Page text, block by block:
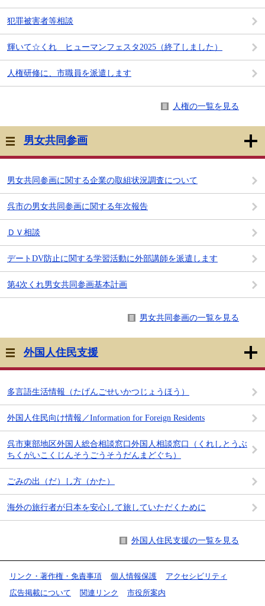
犯罪被害者等相談
輝いて☆くれ ヒューマンフェスタ2025（終了しました）
人権研修に、市職員を派遣します
人権の一覧を見る
男女共同参画
男女共同参画に関する企業の取組状況調査について
呉市の男女共同参画に関する年次報告
ＤＶ相談
デートDV防止に関する学習活動に外部講師を派遣します
第4次くれ男女共同参画基本計画
男女共同参画の一覧を見る
外国人住民支援
多言語生活情報（たげんごせいかつじょうほう）
外国人住民向け情報／Information for Foreign Residents
呉市東部地区外国人総合相談窓口外国人相談窓口（くれしとうぶ
ちくがいこくじんそうごうそうだんまどぐち）
ごみの出（だ）し方（かた）
海外の旅行者が日本を安心して旅していただくために
外国人住民支援の一覧を見る
リンク・著作権・免責事項 個人情報保護
アクセシビリティ
広告掲載について
関連リンク 市役所案内